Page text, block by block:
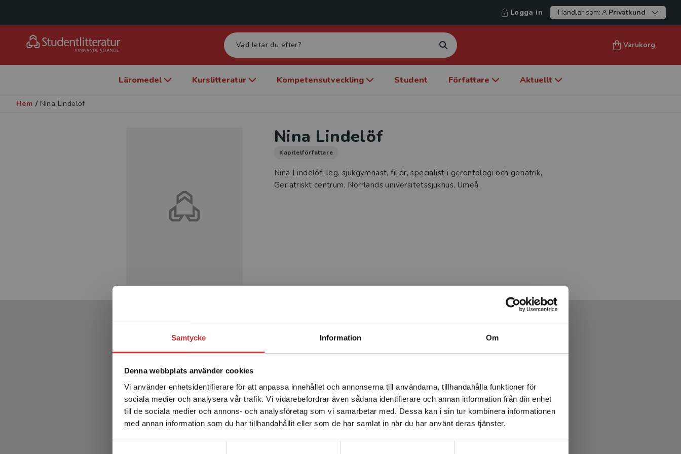
Samtycke Information Om
Denna webbplats använder cookies
Vi använder enhetsidentifierare för att anpassa innehållet och annonserna till användarna, tillhandahålla funktioner för
sociala medier och analysera vår trafik. Vi vidarebefordrar även sådana identifierare och annan information från din enhet
till de sociala medier och annons- och analysföretag som vi samarbetar med. Dessa kan i sin tur kombinera informationen
med annan information som du har tillhandahållit eller som de har samlat in när du har använt deras tjänster.
Begränsad fraktregion
Det verkar som att du besöker studentlitteratur.se via en
enhet utanför Sverige. Vi erbjuder inte leveranser utanför
Sverige. För att kunna slutföra ett köp måste
leveransadressen vara i Sverige.Läs mer
Logga in Handlar som: Privatkund
Varukorg
Läromedel Kurslitteratur Kompetensutveckling Student Författare Aktuellt
Hem / Nina Lindelöf
Nina Lindelöf
Kapitelförfattare
Nina Lindelöf, leg. sjukgymnast, fil.dr, specialist i gerontologi och geriatrik,
Geriatriskt centrum, Norrlands universitetssjukhus, Umeå.
Produkter